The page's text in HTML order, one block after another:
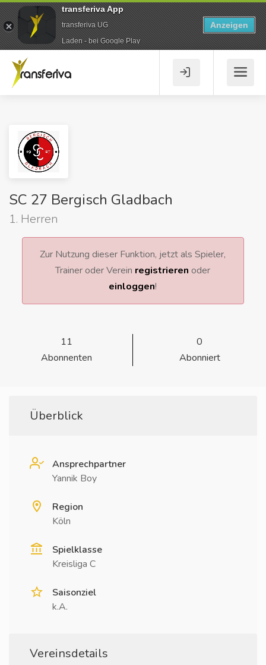
SC 27 Bergisch Gladbach
1. Herren
Zur Nutzung dieser Funktion, jetzt als Spieler,
Trainer oder Verein registrieren oder
einloggen!
11
Abonnenten
0
Abonniert
Überblick
Ansprechpartner
Yannik Boy
Region
Köln
Spielklasse
Kreisliga C
Saisonziel
k.A.
Vereinsdetails
transferiva App
transferiva UG
Laden - bei Google Play
Anzeigen